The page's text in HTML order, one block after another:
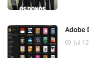
Adobe
Jul